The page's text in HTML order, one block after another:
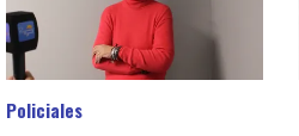
Policiales